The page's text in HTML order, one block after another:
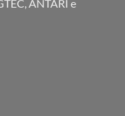
ANTARI e